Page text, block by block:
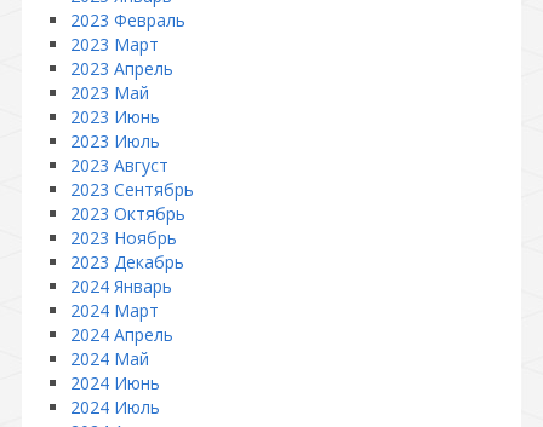
2023 Февраль
2023 Март
2023 Апрель
2023 Май
2023 Июнь
2023 Июль
2023 Август
2023 Сентябрь
2023 Октябрь
2023 Ноябрь
2023 Декабрь
2024 Январь
2024 Март
2024 Апрель
2024 Май
2024 Июнь
2024 Июль